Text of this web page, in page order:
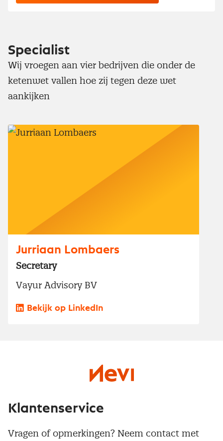
Specialist
Wij vroegen aan vier bedrijven die onder de
ketenwet vallen hoe zij tegen deze wet
aankijken
Jurriaan Lombaers
Secretary
Vayur Advisory BV
Bekijk op LinkedIn
Klantenservice
Vragen of opmerkingen? Neem contact met